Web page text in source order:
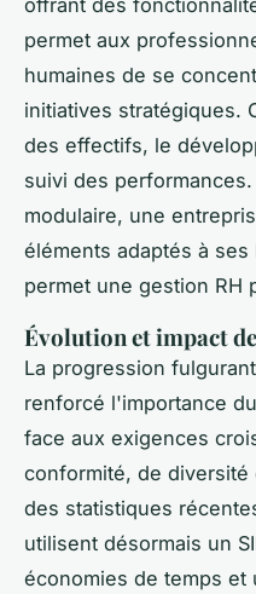
permet aux
humaines de se
initiatives stratégiques.
des effectifs, le
suivi des
modulaire, une
éléments adaptés à
permet une gestion RH
Évolution et impact
La progression
renforcé l'importance
face aux exigences
conformité, de diversité
des statistiques
utilisent désormais un
économies de temps et